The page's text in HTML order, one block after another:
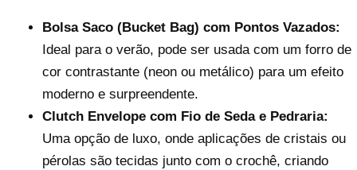
Bolsa Saco (Bucket Bag) com Pontos Vazados:
Ideal para o verão, pode ser usada com um forro de
cor contrastante (neon ou metálico) para um efeito
moderno e surpreendente.
Clutch Envelope com Fio de Seda e Pedraria:
Uma opção de luxo, onde aplicações de cristais ou
pérolas são tecidas junto com o crochê, criando